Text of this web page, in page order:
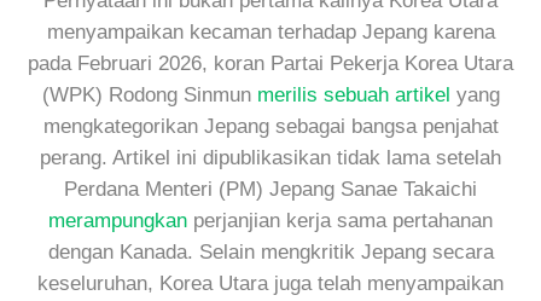
menyampaikan kecaman terhadap Jepang karena
pada Februari 2026, koran Partai Pekerja Korea Utara
(WPK) Rodong Sinmun merilis sebuah artikel yang
mengkategorikan Jepang sebagai bangsa penjahat
perang. Artikel ini dipublikasikan tidak lama setelah
Perdana Menteri (PM) Jepang Sanae Takaichi
merampungkan perjanjian kerja sama pertahanan
dengan Kanada. Selain mengkritik Jepang secara
keseluruhan, Korea Utara juga telah menyampaikan